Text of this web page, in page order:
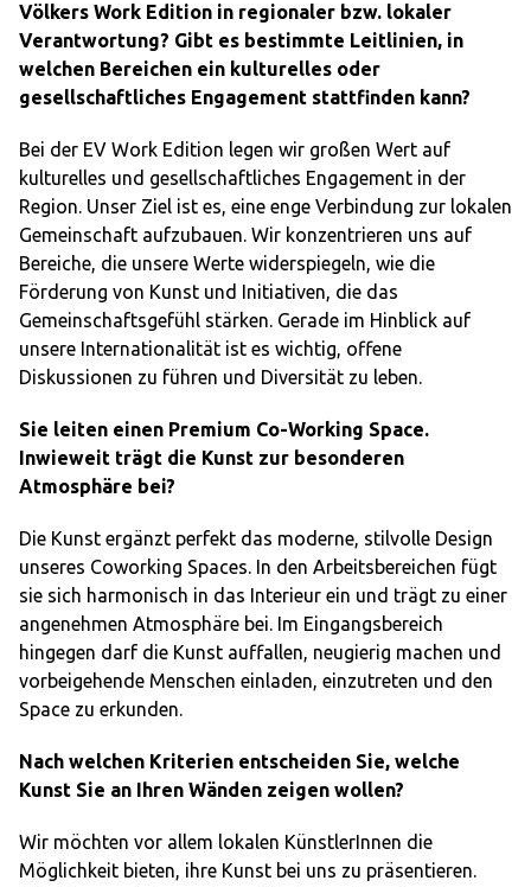
Völkers Work Edition in regionaler bzw. lokaler
Verantwortung? Gibt es bestimmte Leitlinien, in
welchen Bereichen ein kulturelles oder
gesellschaftliches Engagement stattfinden kann?
Bei der EV Work Edition legen wir großen Wert auf
kulturelles und gesellschaftliches Engagement in der
Region. Unser Ziel ist es, eine enge Verbindung zur lokalen
Gemeinschaft aufzubauen. Wir konzentrieren uns auf
Bereiche, die unsere Werte widerspiegeln, wie die
Förderung von Kunst und Initiativen, die das
Gemeinschaftsgefühl stärken. Gerade im Hinblick auf
unsere Internationalität ist es wichtig, offene
Diskussionen zu führen und Diversität zu leben.
Sie leiten einen Premium Co-Working Space.
Inwieweit trägt die Kunst zur besonderen
Atmosphäre bei?
Die Kunst ergänzt perfekt das moderne, stilvolle Design
unseres Coworking Spaces. In den Arbeitsbereichen fügt
sie sich harmonisch in das Interieur ein und trägt zu einer
angenehmen Atmosphäre bei. Im Eingangsbereich
hingegen darf die Kunst auffallen, neugierig machen und
vorbeigehende Menschen einladen, einzutreten und den
Space zu erkunden.
Nach welchen Kriterien entscheiden Sie, welche
Kunst Sie an Ihren Wänden zeigen wollen?
Wir möchten vor allem lokalen KünstlerInnen die
Möglichkeit bieten, ihre Kunst bei uns zu präsentieren.